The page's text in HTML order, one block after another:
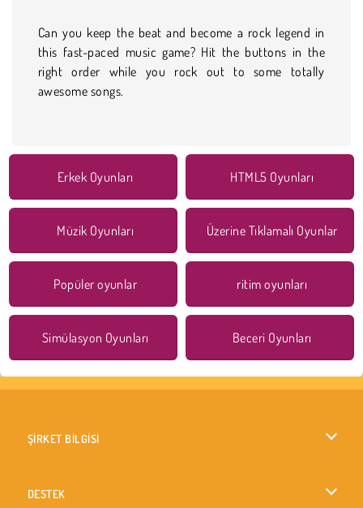
Can you keep the beat and become a rock legend in
this fast-paced music game? Hit the buttons in the
right order while you rock out to some totally
awesome songs.
Erkek Oyunları HTML5 Oyunları
Müzik Oyunları Üzerine Tıklamalı Oyunlar
Popüler oyunlar ritim oyunları
Simülasyon Oyunları Beceri Oyunları
ŞİRKET BİLGİSİ
DESTEK